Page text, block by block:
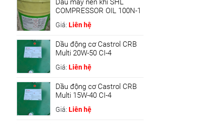
Dầu máy nén khí SHL
COMPRESSOR OIL 100N-1
Giá: Liên hệ
Dầu động cơ Castrol CRB
Multi 20W-50 CI-4
Giá: Liên hệ
Dầu động cơ Castrol CRB
Multi 15W-40 CI-4
Giá: Liên hệ